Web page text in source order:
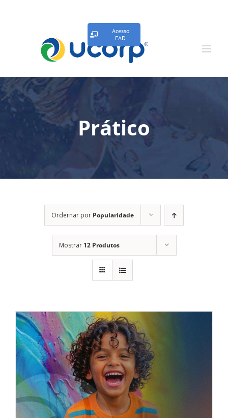
Acesso
EAD
Prático
Ordernar por Popularidade
Mostrar 12 Produtos